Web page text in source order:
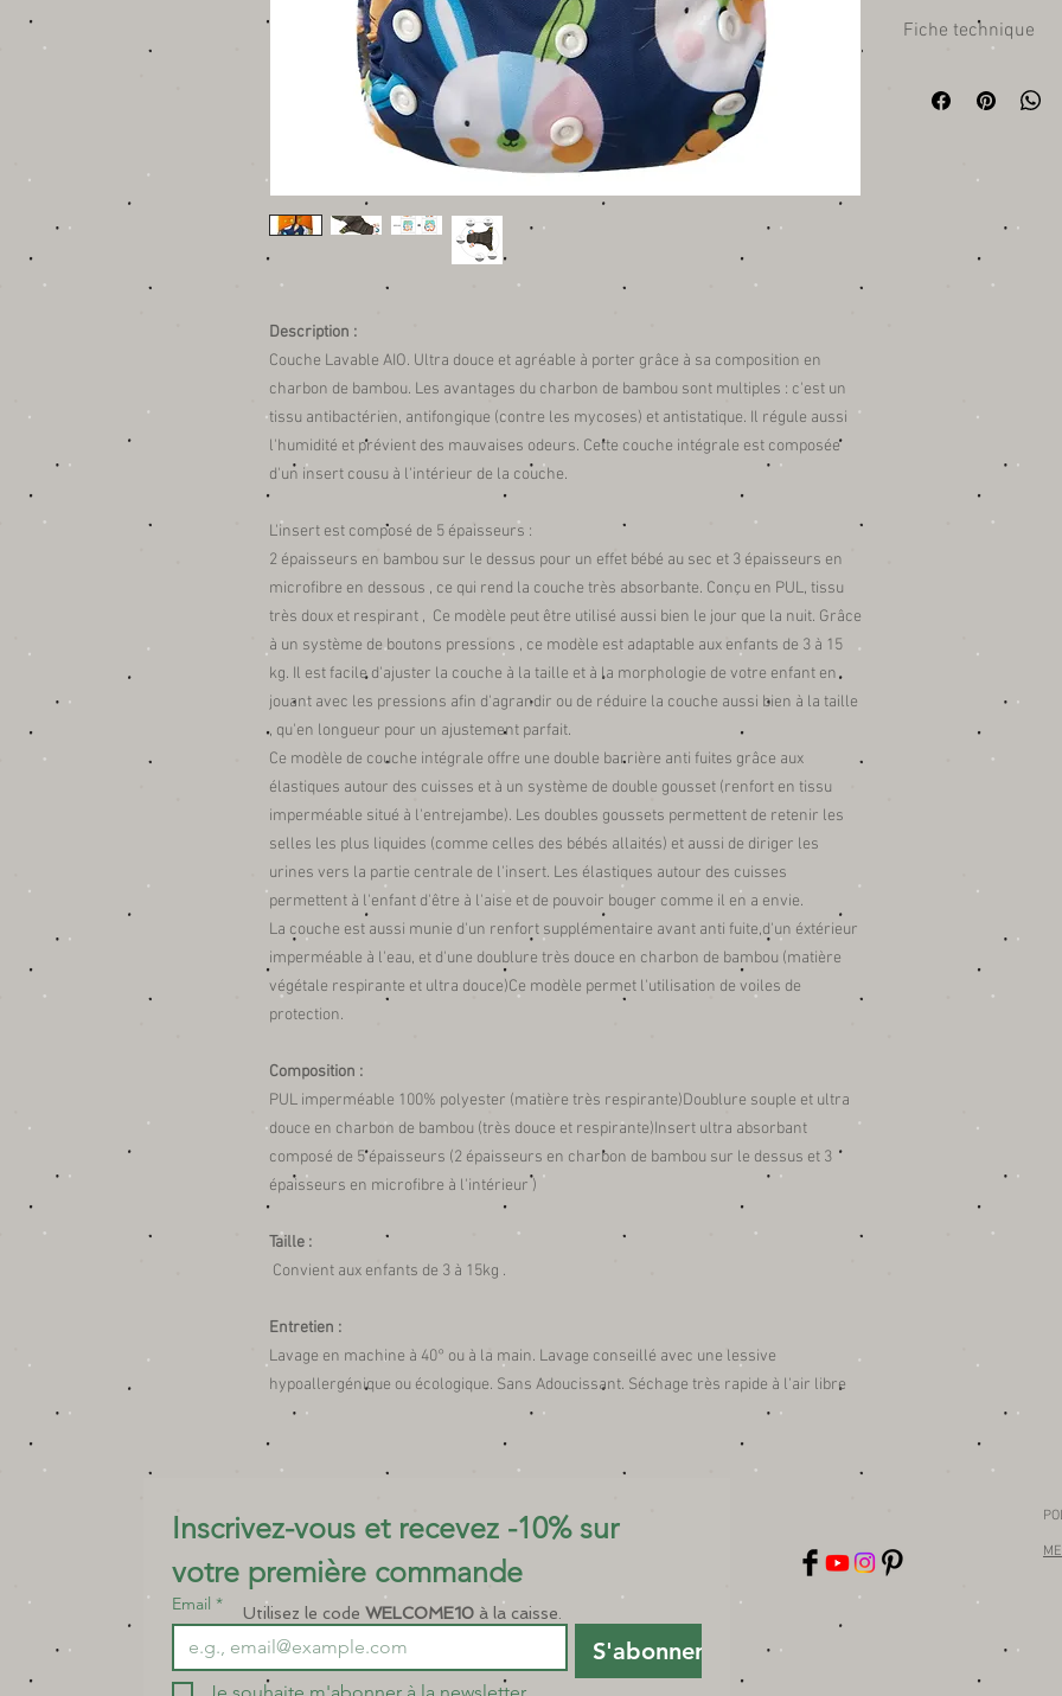
Description :
Couche Lavable AIO. Ultra douce et agréable à porter grâce à sa composition en
charbon de bambou. Les avantages du charbon de bambou sont multiples : c'est un
tissu antibactérien, antifongique (contre les mycoses) et antistatique. Il régule aussi
l'humidité et prévient des mauvaises odeurs. Cette couche intégrale est composée
d'un insert cousu à l'intérieur de la couche.
L'insert est composé de 5 épaisseurs :
2 épaisseurs en bambou sur le dessus pour un effet bébé au sec et 3 épaisseurs en
microfibre en dessous , ce qui rend la couche très absorbante. Conçu en PUL, tissu
très doux et respirant , Ce modèle peut être utilisé aussi bien le jour que la nuit. Grâce
à un système de boutons pressions , ce modèle est adaptable aux enfants de 3 à 15
kg. Il est facile d'ajuster la couche à la taille et à la morphologie de votre enfant en
jouant avec les pressions afin d'agrandir ou de réduire la couche aussi bien à la taille
, qu'en longueur pour un ajustement parfait.
Ce modèle de couche intégrale offre une double barrière anti fuites grâce aux
élastiques autour des cuisses et à un système de double gousset (renfort en tissu
imperméable situé à l'entrejambe). Les doubles goussets permettent de retenir les
selles les plus liquides (comme celles des bébés allaités) et aussi de diriger les
urines vers la partie centrale de l'insert. Les élastiques autour des cuisses
permettent à l'enfant d'être à l'aise et de pouvoir bouger comme il en a envie.
La couche est aussi munie d'un renfort supplémentaire avant anti fuite,d'un éxtérieur
imperméable à l'eau, et d'une doublure très douce en charbon de bambou (matière
végétale respirante et ultra douce)Ce modèle permet l'utilisation de voiles de
protection.
Composition :
PUL imperméable 100% polyester (matière très respirante)Doublure souple et ultra
douce en charbon de bambou (très douce et respirante)Insert ultra absorbant
composé de 5 épaisseurs (2 épaisseurs en charbon de bambou sur le dessus et 3
épaisseurs en microfibre à l'intérieur )
Taille :
Convient aux enfants de 3 à 15kg .
Entretien :
Lavage en machine à 40° ou à la main. Lavage conseillé avec une lessive
hypoallergénique ou écologique. Sans Adoucissant. Séchage très rapide à l'air libre
Fiche technique
Compositions
Inscrivez-vous et recevez -10% sur
Email *
S'abonner
Utilisez le code WELCOME10 à la caisse.